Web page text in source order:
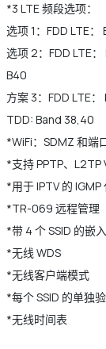
*3 LTE 频段选项：
选项 1：FDD LTE
选项 2：FDD LTE
B40
方案 3：FDD LTE
TDD: Band 38,40
*WiFi：SDMZ 和端
*支持 PPTP、L2TP
*用于 IPTV 的 IGMP
*TR-069 远程管理
*带 4 个 SSID 的嵌
*无线 WDS
*无线客户端模式
*每个 SSID 的单独
*无线时间表